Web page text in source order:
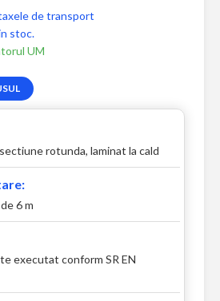
de transport
stoc.
UM
rotunda, laminat la cald
6 m
executat conform SR EN